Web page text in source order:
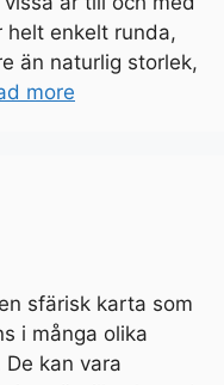
enkelt runda,
än naturlig storlek,
more
sfärisk karta som
i många olika
kan vara